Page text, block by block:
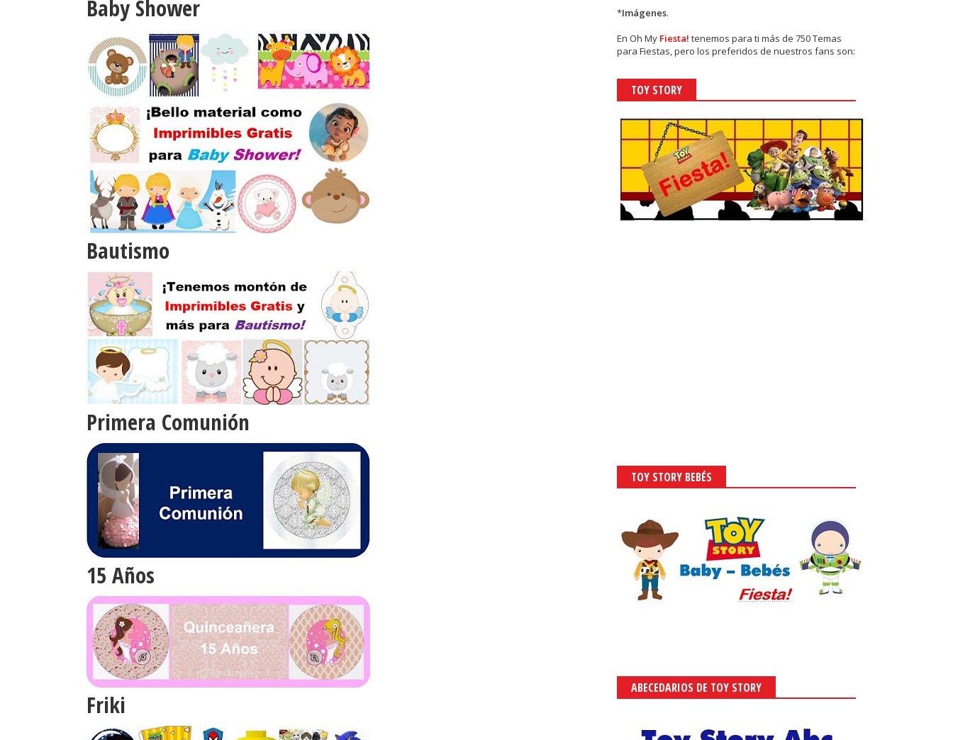
Baby Shower
Bautismo
Primera Comunión
15 Años
Friki
*Imágenes.
EnOh My Fiesta! tenemos para ti más de 750 Temas
para Fiestas, pero los preferidos de nuestros fans son:
TOY STORY
TOY STORY BEBÉS
ABECEDARIOS DE TOY STORY